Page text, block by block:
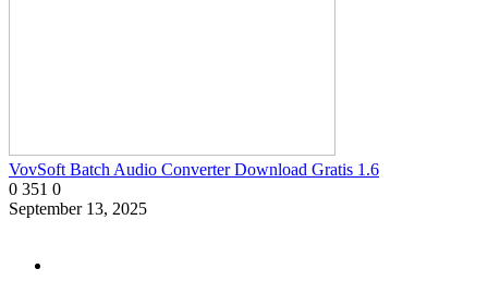
VovSoft Batch Audio Converter Download Gratis 1.6
0 351 0
September 13, 2025